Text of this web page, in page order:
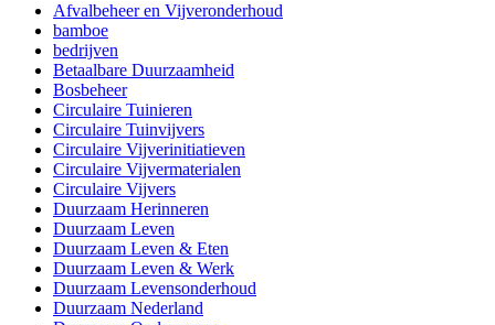
Afvalbeheer en Vijveronderhoud
bamboe
bedrijven
Betaalbare Duurzaamheid
Bosbeheer
Circulaire Tuinieren
Circulaire Tuinvijvers
Circulaire Vijverinitiatieven
Circulaire Vijvermaterialen
Circulaire Vijvers
Duurzaam Herinneren
Duurzaam Leven
Duurzaam Leven & Eten
Duurzaam Leven & Werk
Duurzaam Levensonderhoud
Duurzaam Nederland